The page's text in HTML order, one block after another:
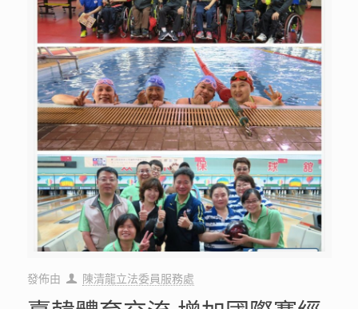
發佈由 陳清龍立法委員服務處